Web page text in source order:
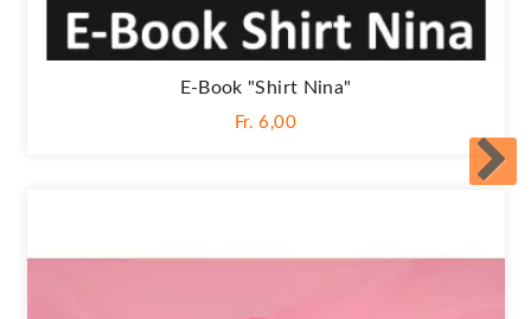
E-Book "Shirt Nina"
Fr. 6,00